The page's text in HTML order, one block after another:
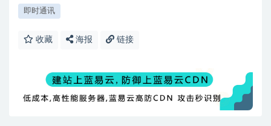
即时通讯
收藏 海报 链接